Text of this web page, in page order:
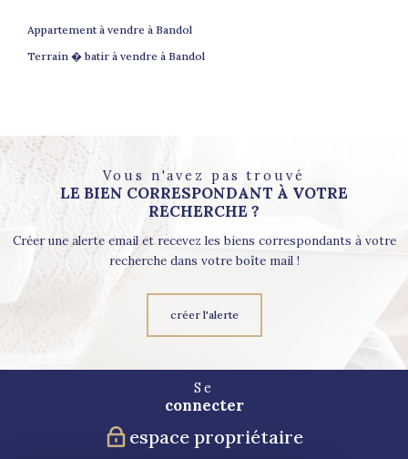
Appartement à vendre à Bandol
Terrain � batir à vendre à Bandol
Vous n'avez pas trouvé
LE BIEN CORRESPONDANT À VOTRE
RECHERCHE ?
Créer une alerte email et recevez les biens correspondants à votre
recherche dans votre boîte mail !
créer l'alerte
Se
connecter
espace propriétaire